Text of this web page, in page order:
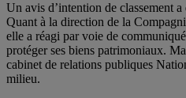
Un avis d’intention de classement
Quant à la direction de la
elle a réagi par voie de
protéger ses biens patrimoniaux.
cabinet de relations publiques
milieu.